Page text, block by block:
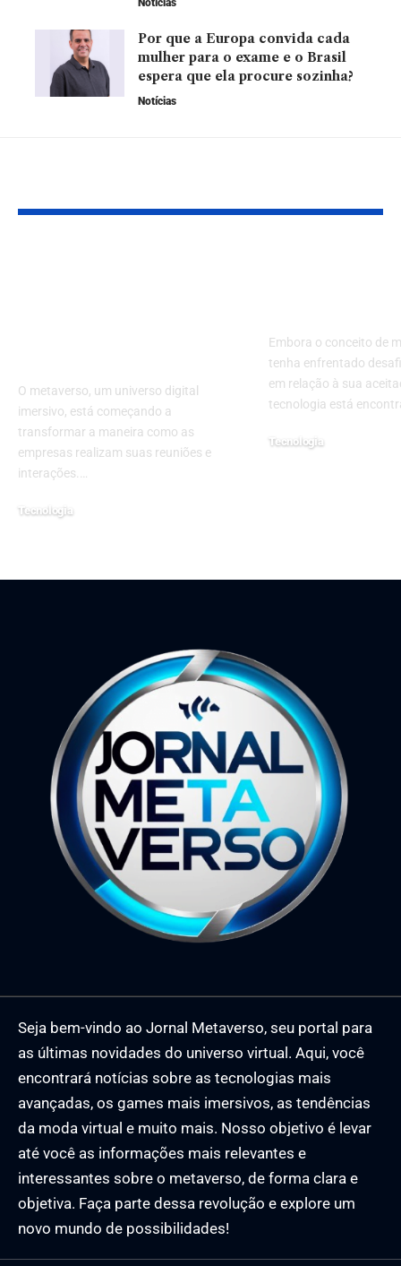
Por que a Europa convida cada
mulher para o exame e o Brasil
espera que ela procure sozinha?
Notícias
O metaverso, um universo digital
imersivo, está começando a
transformar a maneira como as
empresas realizam suas reuniões e
interações.…
Tecnologia
Embora o conceito de
tenha enfrentado
em relação à sua
tecnologia está
Tecnologia
Seja bem-vindo ao Jornal Metaverso, seu portal para
as últimas novidades do universo virtual. Aqui, você
encontrará notícias sobre as tecnologias mais
avançadas, os games mais imersivos, as tendências
da moda virtual e muito mais. Nosso objetivo é levar
até você as informações mais relevantes e
interessantes sobre o metaverso, de forma clara e
objetiva. Faça parte dessa revolução e explore um
novo mundo de possibilidades!